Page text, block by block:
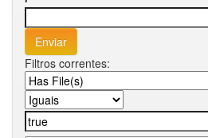
Filtros correntes: